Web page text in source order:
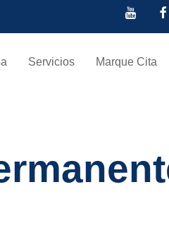
Servicios Marque Cita